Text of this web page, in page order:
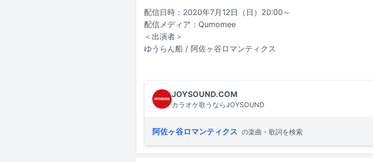
配信日時：2020年7月12日（日）20:00～
配信メディア：Qumomee
＜出演者＞
ゆうらん船 / 阿佐ヶ谷ロマンティクス
JOYSOUND.COM
カラオケ歌うならJOYSOUND
阿佐ヶ谷ロマンティクス の楽曲・歌詞を検索